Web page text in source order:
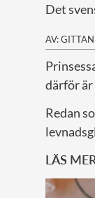
Det
AV:
P
därför
Redan
LÄS